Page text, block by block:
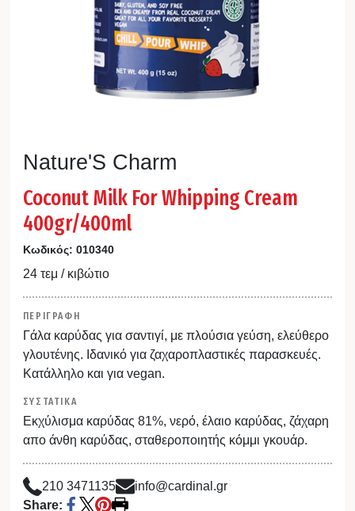
Nature'S Charm
Coconut Milk For Whipping Cream
400gr/400ml
Κωδικός: 010340
24 τεμ / κιβώτιο
ΠΕΡΙΓΡΑΦΗ
Γάλα καρύδας για σαντιγί, με πλούσια γεύση, ελεύθερο
γλουτένης. Ιδανικό για ζαχαροπλαστικές παρασκευές.
Κατάλληλο και για vegan.
ΣΥΣΤΑΤΙΚΑ
Εκχύλισμα καρύδας 81%, νερό, έλαιο καρύδας, ζάχαρη
απο άνθη καρύδας, σταθεροποιητής κόμμι γκουάρ.
210 3471135
info@cardinal.gr
Share: